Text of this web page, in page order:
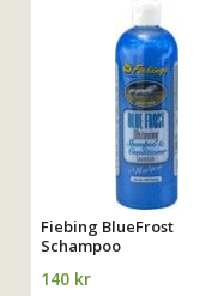
Fiebing BlueFrost
Schampoo
140 kr